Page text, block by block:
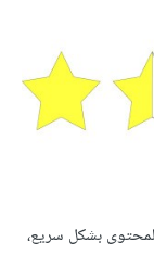
بشكل سريع،